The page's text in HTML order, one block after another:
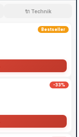
🔌 Technik
Bestseller
-33%